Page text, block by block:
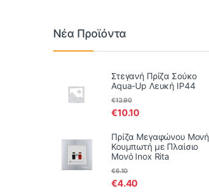
Νέα Προϊόντα
Στεγανή Πρίζα Σούκο
Aqua-Up Λευκή IP44
€10.10
€12.90
Πρίζα Μεγαφώνου Μονή
Κουμπωτή με Πλαίσιο
Μονό Inox Rita
€4.40
€6.10